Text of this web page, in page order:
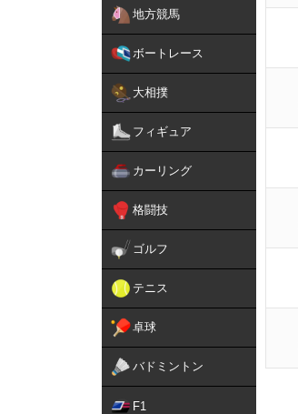
地方競馬
ボートレース
大相撲
フィギュア
カーリング
格闘技
ゴルフ
テニス
卓球
バドミントン
F1